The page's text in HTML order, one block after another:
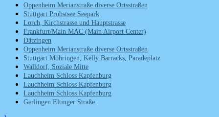
Oppenheim Merianstraße diverse Ortsstraßen
Stuttgart Probstsee Seepark
Lorch, Kirchstrasse und Hauptstrasse
Frankfurt/Main MAC (Main Airport Center)
Dätzingen
Oppenheim Merianstraße diverse Ortsstraßen
Stuttgart Möhringen, Kelly Barracks, Paradeplatz
Walldorf, Soziale Mitte
Lauchheim Schloss Kapfenburg
Lauchheim Schloss Kapfenburg
Lauchheim Schloss Kapfenburg
Gerlingen Eltinger Straße